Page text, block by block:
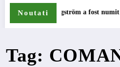
Noutati
Lars Ljungström a fost numit
Tag: